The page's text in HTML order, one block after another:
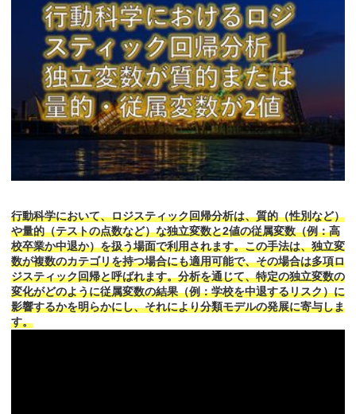
行動科学において、ロジスティック回帰分析は、質的（性別など）
や量的（テストの点数など）な独立変数と2値の従属変数（例：高
校卒業か中退か）を扱う場面で利用されます。この手法は、独立変
数が複数のカテゴリを持つ場合にも適用可能で、その場合は多項ロ
ジスティック回帰と呼ばれます。分析を通じて、特定の独立変数の
変化がどのように従属変数の結果（例：学校を中退するリスク）に
影響するかを明らかにし、それにより分類モデルの発展に寄与しま
す。